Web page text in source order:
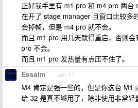
正好我手里有 m1 pro 和 m4 pro 两台
在开了 stage manager 且窗口比较多
会掉帧，但是 m4 pro 就不会。
而且 m1 pro 用几天就得重启，否则
pro 不会。
而且 m1 pro 发热量有点压不住了。
Essaim Jun 11
M4 肯定是强一些的，但是你这台 M1
给 32 是真不够用了，除非使用非常轻